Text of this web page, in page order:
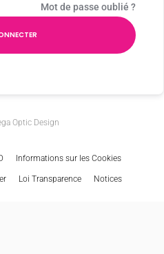
Mot de passe oublié ?
Optic Design
Informations sur les Cookies
Loi Transparence Notices